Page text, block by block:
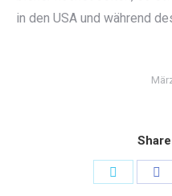
in den USA und während